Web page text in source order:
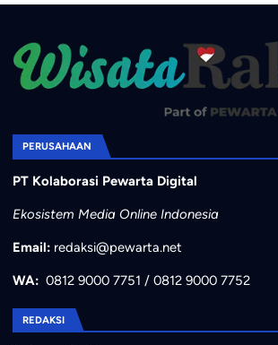
PERUSAHAAN
PT Kolaborasi Pewarta Digital
Ekosistem Media Online Indonesia
Email: redaksi@pewarta.net
WA: 0812 9000 7751 / 0812 9000 7752
REDAKSI